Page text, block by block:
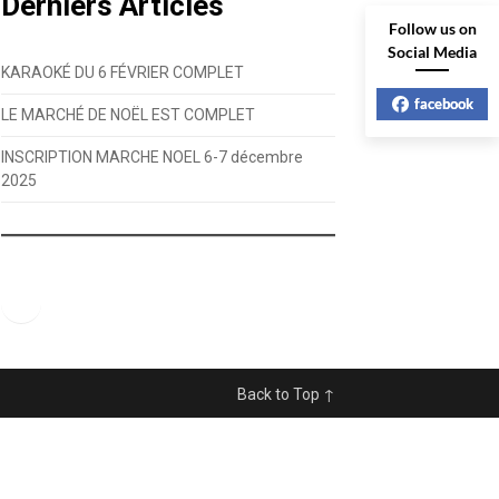
KARAOKÉ DU 6 FÉVRIER COMPLET
LE MARCHÉ DE NOËL EST COMPLET
INSCRIPTION MARCHE NOEL 6-7 décembre
2025
Back to Top ↑
Follow us on
Social Media
facebook